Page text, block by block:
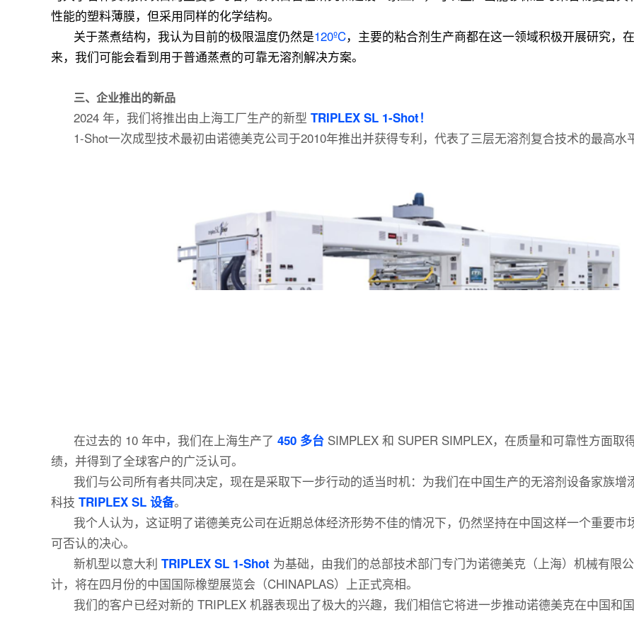
性能的塑料薄膜，但采用同样的化学结构。
关于蒸煮结构，我认为目前的极限温度仍然是120ºC，主要的粘合剂生产商都在这一领域积极开展研究，
来，我们可能会看到用于普通蒸煮的可靠无溶剂解决方案。
三、 企业推出的新品
2024 年，我们将推出由上海工厂生产的新型 TRIPLEX SL 1-Shot！
1-Shot一次成型技术最初由诺德美克公司于2010年推出并获得专利，代表了三层无溶剂复合技术的最高水
在过去的 10 年中，我们在上海生产了 450 多台 SIMPLEX 和 SUPER SIMPLEX，在质量和可靠性方面取
绩，并得到了全球客户的广泛认可。
我们与公司所有者共同决定，现在是采取下一步行动的适当时机：为我们在中国生产的无溶剂设备家族增
科技 TRIPLEX SL 设备。
我个人认为，这证明了诺德美克公司在近期总体经济形势不佳的情况下，仍然坚持在中国这样一个重要市
可否认的决心。
新机型以意大利 TRIPLEX SL 1-Shot 为基础，由我们的总部技术部门专门为诺德美克（上海）机械有限
计，将在四月份的中国国际橡塑展览会（CHINAPLAS）上正式亮相。
我们的客户已经对新的 TRIPLEX 机器表现出了极大的兴趣，我们相信它将进一步推动诺德美克在中国和国